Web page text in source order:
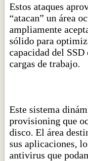
Estos ataques
“atacan” un área
ampliamente
sólido para
capacidad del
cargas de trabajo.
Este sistema
provisioning que
disco. El área
sus aplicaciones,
antivirus que